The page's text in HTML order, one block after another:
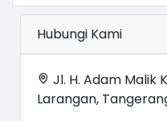
Hubungi Kami
Jl. H. Adam Malik
Larangan,